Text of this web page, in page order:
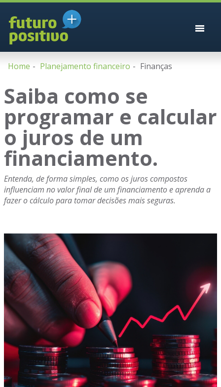
Home Planejamento financeiro Finanças
Saiba como se
programar e calcular
o juros de um
financiamento.
Entenda, de forma simples, como os juros compostos
influenciam no valor final de um financiamento e aprenda a
fazer o cálculo para tomar decisões mais seguras.